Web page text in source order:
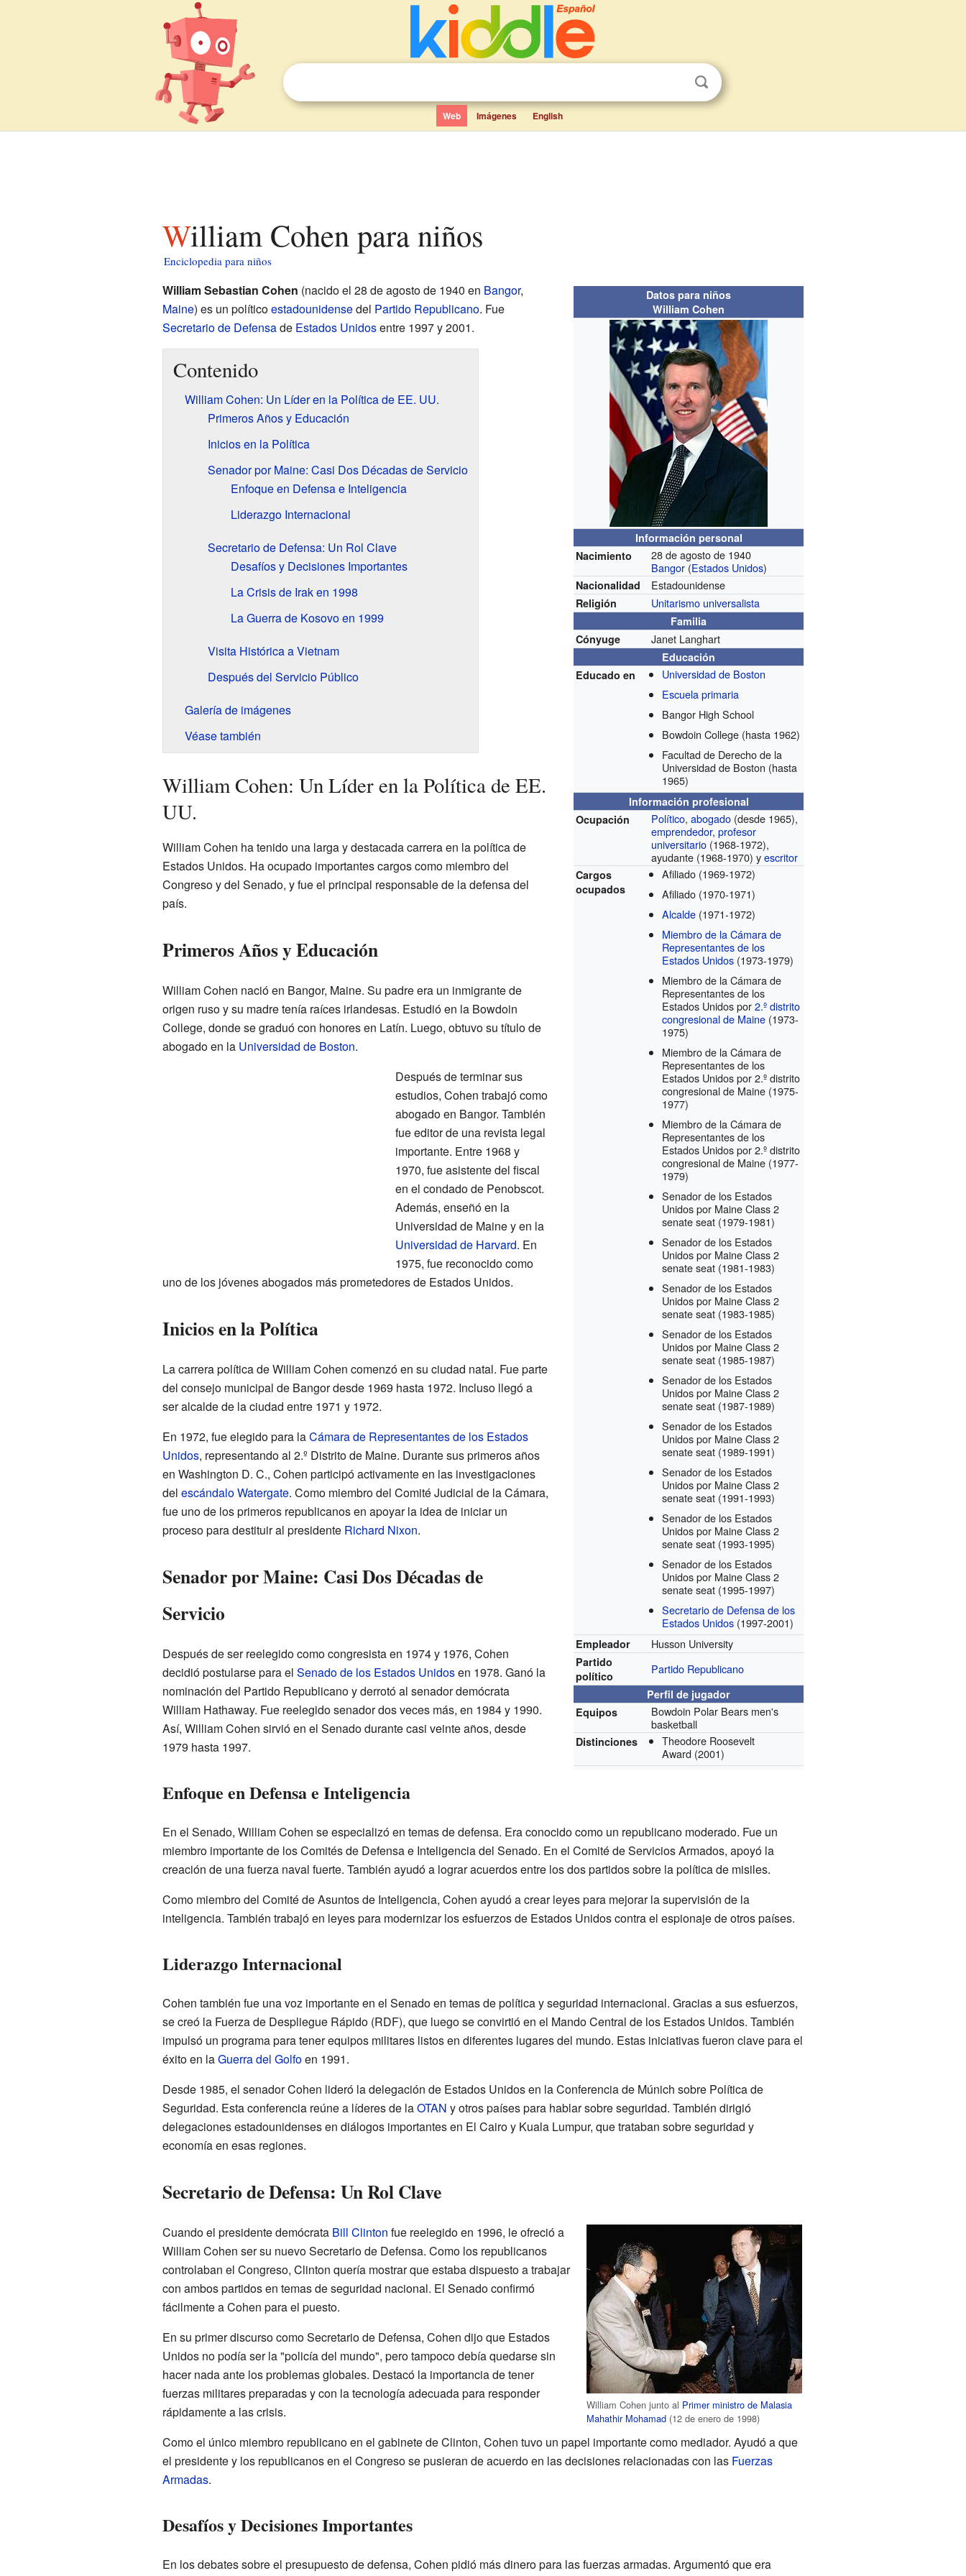
Web Imágenes English
William Cohen para niños
Enciclopedia para niños
Datos para niños
William Cohen
Información personal
Nacimiento
28 de agosto de 1940
Bangor (Estados Unidos)
Nacionalidad Estadounidense
Religión Unitarismo universalista
Familia
Cónyuge
Janet Langhart
Educación
Educado en
Universidad de Boston
Escuela primaria
Bangor High School
Bowdoin College (hasta 1962)
Facultad de Derecho de la
Universidad de Boston (hasta
1965)
Información profesional
Ocupación
Político,abogado (desde 1965),
emprendedor,profesor
universitario (1968-1972),
ayudante (1968-1970) yescritor
Cargos
ocupados
Afiliado (1969-1972)
Afiliado (1970-1971)
Alcalde (1971-1972)
Miembro de la Cámara de
Representantes de los
Estados Unidos (1973-1979)
Miembro de la Cámara de
Representantes de los
Estados Unidos por2.º distrito
congresional de Maine (1973-
1975)
Miembro de la Cámara de
Representantes de los
Estados Unidos por 2.º distrito
congresional de Maine (1975-
1977)
Miembro de la Cámara de
Representantes de los
Estados Unidos por 2.º distrito
congresional de Maine (1977-
1979)
Senador de los Estados
Unidos por Maine Class 2
senate seat (1979-1981)
Senador de los Estados
Unidos por Maine Class 2
senate seat (1981-1983)
Senador de los Estados
Unidos por Maine Class 2
senate seat (1983-1985)
Senador de los Estados
Unidos por Maine Class 2
senate seat (1985-1987)
Senador de los Estados
Unidos por Maine Class 2
senate seat (1987-1989)
Senador de los Estados
Unidos por Maine Class 2
senate seat (1989-1991)
Senador de los Estados
Unidos por Maine Class 2
senate seat (1991-1993)
Senador de los Estados
Unidos por Maine Class 2
senate seat (1993-1995)
Senador de los Estados
Unidos por Maine Class 2
senate seat (1995-1997)
Secretario de Defensa de los
Estados Unidos (1997-2001)
Empleador Husson University
Partido
político
Partido Republicano
Perfil de jugador
Equipos
Bowdoin Polar Bears men's
basketball
Distinciones
Theodore Roosevelt
Award (2001)
William Sebastian Cohen (nacido el 28 de agosto de 1940 en Bangor,
Maine) es un políticoestadounidensedel Partido Republicano. Fue
Secretario de Defensade Estados Unidosentre 1997 y 2001.
Contenido
William Cohen: Un Líder en la Política de EE. UU.
Primeros Años y Educación
Inicios en la Política
Senador por Maine: Casi Dos Décadas de Servicio
Enfoque en Defensa e Inteligencia
Liderazgo Internacional
Secretario de Defensa: Un Rol Clave
Desafíos y Decisiones Importantes
La Crisis de Irak en 1998
La Guerra de Kosovo en 1999
Visita Histórica a Vietnam
Después del Servicio Público
Galería de imágenes
Véase también
William Cohen: Un Líder en la Política de EE.
UU.
William Cohen ha tenido una larga y destacada carrera en la política de
Estados Unidos. Ha ocupado importantes cargos como miembro del
Congreso y del Senado, y fue el principal responsable de la defensa del
país.
Primeros Años y Educación
William Cohen nació en Bangor, Maine. Su padre era un inmigrante de
origen ruso y su madre tenía raíces irlandesas. Estudió en la Bowdoin
College, donde se graduó con honores en Latín. Luego, obtuvo su título de
abogado en la Universidad de Boston.
Después de terminar sus
estudios, Cohen trabajó como
abogado en Bangor. También
fue editor de una revista legal
importante. Entre 1968 y
1970, fue asistente del fiscal
en el condado de Penobscot.
Además, enseñó en la
Universidad de Maine y en la
Universidad de Harvard. En
1975, fue reconocido como
uno de los jóvenes abogados más prometedores de Estados Unidos.
Inicios en la Política
La carrera política de William Cohen comenzó en su ciudad natal. Fue parte
del consejo municipal de Bangor desde 1969 hasta 1972. Incluso llegó a
ser alcalde de la ciudad entre 1971 y 1972.
En 1972, fue elegido para laCámara de Representantes de los Estados
Unidos, representando al 2.º Distrito de Maine. Durante sus primeros años
en Washington D. C., Cohen participó activamente en las investigaciones
del escándalo Watergate. Como miembro del Comité Judicial de la Cámara,
fue uno de los primeros republicanos en apoyar la idea de iniciar un
proceso para destituir al presidente Richard Nixon.
Senador por Maine: Casi Dos Décadas de
Servicio
Después de ser reelegido como congresista en 1974 y 1976, Cohen
decidió postularse para el Senado de los Estados Unidosen 1978. Ganó la
nominación del Partido Republicano y derrotó al senador demócrata
William Hathaway. Fue reelegido senador dos veces más, en 1984 y 1990.
Así, William Cohen sirvió en el Senado durante casi veinte años, desde
1979 hasta 1997.
Enfoque en Defensa e Inteligencia
En el Senado, William Cohen se especializó en temas de defensa. Era conocido como un republicano moderado. Fue un
miembro importante de los Comités de Defensa e Inteligencia del Senado. En el Comité de Servicios Armados, apoyó la
creación de una fuerza naval fuerte. También ayudó a lograr acuerdos entre los dos partidos sobre la política de misiles.
Como miembro del Comité de Asuntos de Inteligencia, Cohen ayudó a crear leyes para mejorar la supervisión de la
inteligencia. También trabajó en leyes para modernizar los esfuerzos de Estados Unidos contra el espionaje de otros países.
Liderazgo Internacional
Cohen también fue una voz importante en el Senado en temas de política y seguridad internacional. Gracias a sus esfuerzos,
se creó la Fuerza de Despliegue Rápido (RDF), que luego se convirtió en el Mando Central de los Estados Unidos. También
impulsó un programa para tener equipos militares listos en diferentes lugares del mundo. Estas iniciativas fueron clave para el
éxito en laGuerra del Golfoen 1991.
Desde 1985, el senador Cohen lideró la delegación de Estados Unidos en la Conferencia de Múnich sobre Política de
Seguridad. Esta conferencia reúne a líderes de laOTAN y otros países para hablar sobre seguridad. También dirigió
delegaciones estadounidenses en diálogos importantes en El Cairo y Kuala Lumpur, que trataban sobre seguridad y
economía en esas regiones.
Secretario de Defensa: Un Rol Clave
William Cohen junto al Primer ministro de Malasia
Mahathir Mohamad (12 de enero de 1998)
Cuando el presidente demócrata Bill Clinton fue reelegido en 1996, le ofreció a
William Cohen ser su nuevo Secretario de Defensa. Como los republicanos
controlaban el Congreso, Clinton quería mostrar que estaba dispuesto a trabajar
con ambos partidos en temas de seguridad nacional. El Senado confirmó
fácilmente a Cohen para el puesto.
En su primer discurso como Secretario de Defensa, Cohen dijo que Estados
Unidos no podía ser la "policía del mundo", pero tampoco debía quedarse sin
hacer nada ante los problemas globales. Destacó la importancia de tener
fuerzas militares preparadas y con la tecnología adecuada para responder
rápidamente a las crisis.
Como el único miembro republicano en el gabinete de Clinton, Cohen tuvo un papel importante como mediador. Ayudó a que
el presidente y los republicanos en el Congreso se pusieran de acuerdo en las decisiones relacionadas con las Fuerzas
Armadas.
Desafíos y Decisiones Importantes
En los debates sobre el presupuesto de defensa, Cohen pidió más dinero para las fuerzas armadas. Argumentó que era